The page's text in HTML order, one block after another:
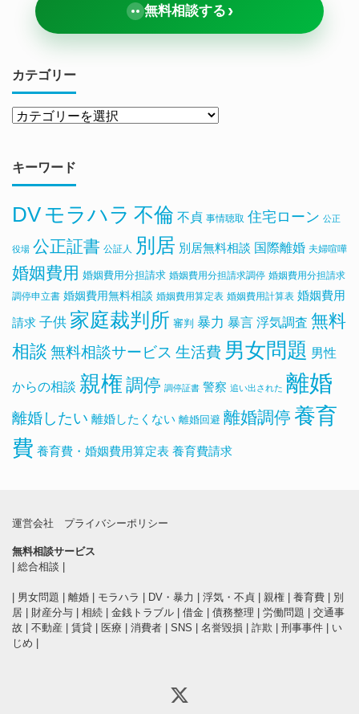
無料相談する ›
カテゴリー
キーワード
DV モラハラ 不倫 不貞 事情聴取 住宅ローン 公正
役場 公正証書 公証人 別居 別居無料相談 国際離婚 夫婦喧嘩
婚姻費用 婚姻費用分担請求 婚姻費用分担請求調停 婚姻費用分担請求
調停申立書 婚姻費用無料相談 婚姻費用算定表 婚姻費用計算表 婚姻費用
請求 子供 家庭裁判所 審判 暴力 暴言 浮気調査 無料
相談 無料相談サービス 生活費 男女問題 男性
からの相談 親権 調停 調停証書 警察 追い出された 離婚
離婚したい 離婚したくない 離婚回避 離婚調停 養育
費 養育費・婚姻費用算定表 養育費請求
運営会社 プライバシーポリシー
無料相談サービス
総合相談
男女問題 離婚 モラハラ DV・暴力 浮気・不貞 親権 養育費
別
居
財産分与 相続 金銭トラブル 借金 債務整理 労働問題
交通事
故
不動産 賃貸 医療 消費者 SNS 名誉毀損 詐欺 刑事事件
い
じめ